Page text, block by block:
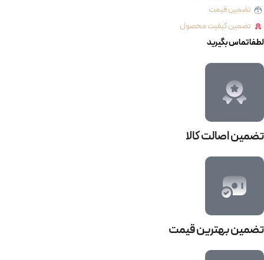
تضمین قیمت
تضمین کیفیت محصول
لطفا تماس بگیرید
تضمین اصالت کالا
تضمین بهترین قیمت